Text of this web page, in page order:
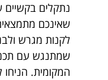
נתקלים
שאינכם
לקנות מגרש
שמתנגש עם
המקומית.